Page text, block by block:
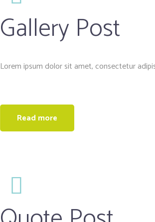
Gallery Post
Lorem ipsum dolor sit amet, consectetur
Read more